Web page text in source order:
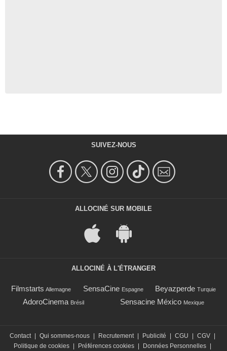
SUIVEZ-NOUS
ALLOCINÉ SUR MOBILE
ALLOCINÉ À L'ÉTRANGER
Filmstarts Allemagne SensaCine Espagne Beyazperde Turquie
AdoroCinema Brésil Sensacine México Mexique
Contact Qui sommes-nous Recrutement Publicité CGU CGV
Politique de cookies
Préférences cookies Données Personnelles